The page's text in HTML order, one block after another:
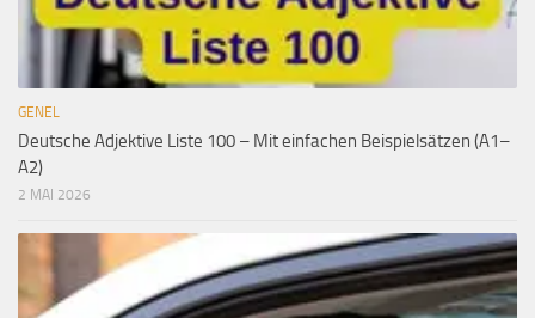
GENEL
Deutsche Adjektive Liste 100 – Mit einfachen Beispielsätzen (A1–
A2)
2 MAI 2026